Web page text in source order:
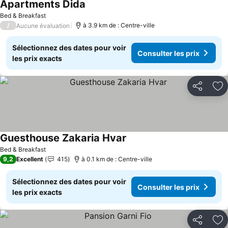
Bed & Breakfast
Apartments Dida
/ Aucune évaluation à 3.9 km de : Centre-ville
Sélectionnez des dates pour voir
les prix exacts
Consulter les prix
Partager
Bed & Breakfast
Guesthouse Zakaria Hvar
9,2 Excellent 415 à 0.1 km de : Centre-ville
Sélectionnez des dates pour voir
les prix exacts
Consulter les prix
Partager